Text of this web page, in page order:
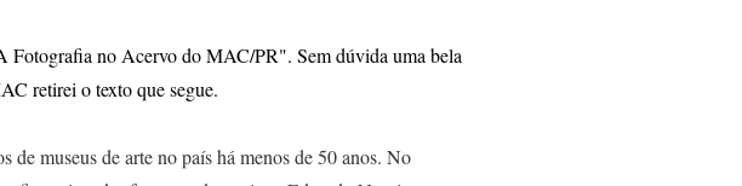
no Acervo do MAC/PR". Sem dúvida uma bela
retirei o texto que segue.
de museus de arte no país há menos de 50 anos. No